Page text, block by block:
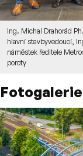
Ing. Michal Drahorád
hlavní stavbyvedoucí,
náměstek ředitele
poroty
Fotogalerie